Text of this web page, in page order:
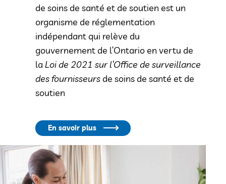
de soins de santé et de soutien est un
organisme de réglementation
indépendant qui relève du
gouvernement de l’Ontario en vertu de
la Loi de 2021 sur l’Office de surveillance
des fournisseurs de soins de santé et de
soutien
En savoir plus